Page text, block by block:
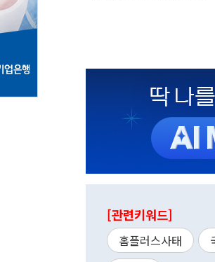
[관련키워드]
홈플러스사태